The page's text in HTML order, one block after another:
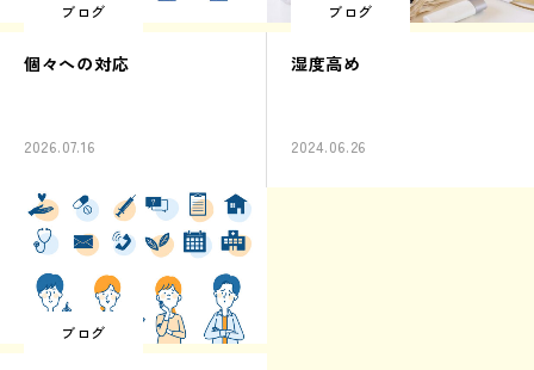
ブログ
個々への対応
2026.07.16
ブログ
湿度高め
2024.06.26
ブログ